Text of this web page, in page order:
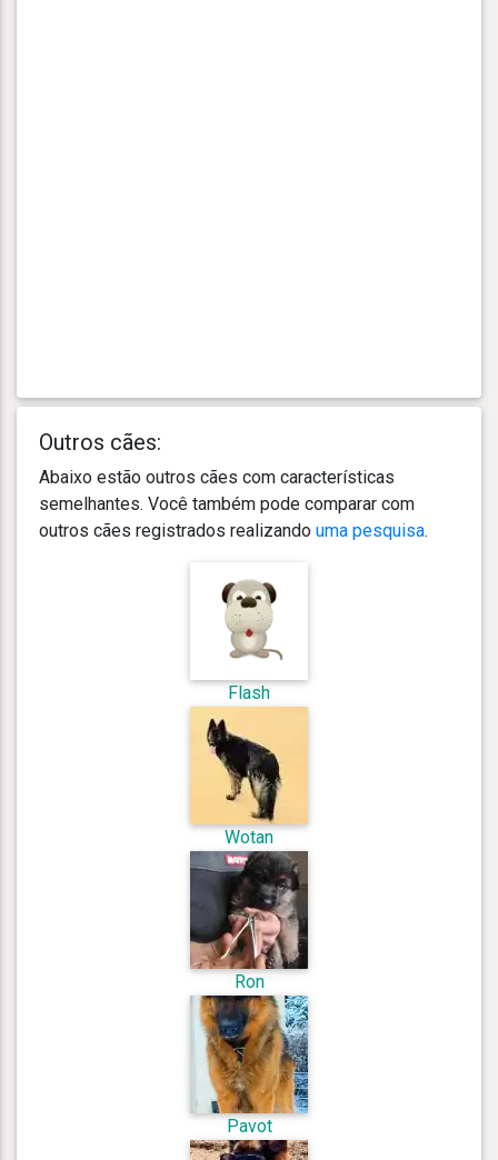
Outros cães:
Abaixo estão outros cães com características
semelhantes. Você também pode comparar com
outros cães registrados realizando uma pesquisa.
Flash
Wotan
Ron
Pavot